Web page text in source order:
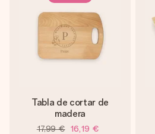
Tabla de cortar de
madera
17,99 € 16,19 €